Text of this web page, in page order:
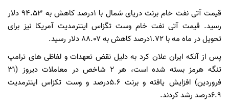
قیمت آتی نفت خام برنت دریای شمال با ۱درصد کاهش به ۹۴.۵۳ دلار
رسید. قیمت آتی نفت خام وست تگزاس اینترمدیت آمریکا نیز برای
تحویل در ماه مه با ۱.۷۲درصد کاهش به ۸۸.۰۷ دلار رسید.
پس از آنکه ایران علان کرد به دلیل نقض تعهدات و لفاظی های ترامپ
تنگه هرمز بسته شده است، هر ۲ شاخص در معاملات دیروز (۳۱
فروردین) افزایش یافته و برنت ۵.۶درصد و وست تکزاس اینترمدیت
۶.۹درصد رشد کردند.